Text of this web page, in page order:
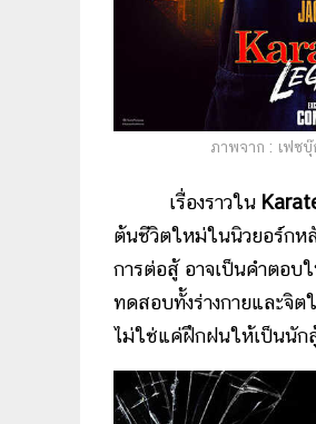
ภาพจาก : เฟซ
เรื่องราวใน
ต้นชีวิตใหม่ในนิวยอร์กห
การต่อสู้ อาจเป็นคำตอบ
ทดสอบทั้งร่างกายและจิต
ไม่ใช่แค่ฝึกฝนให้เป็นนัก